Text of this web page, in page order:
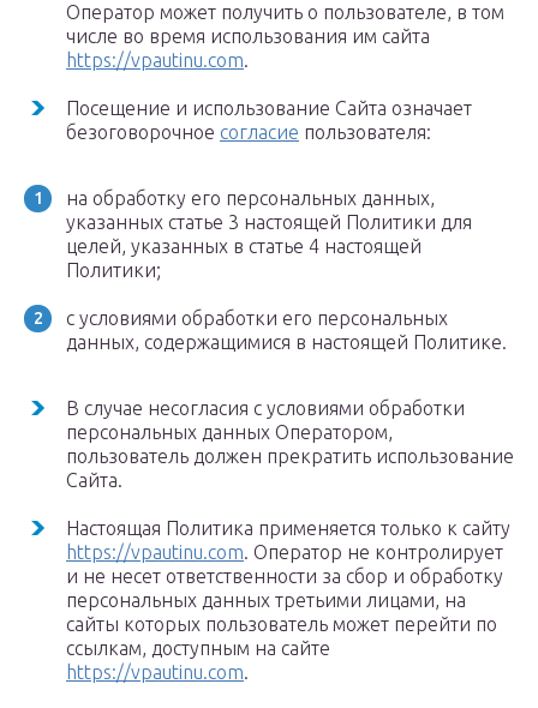
Оператор может получить о пользователе, в том
числе во время использования им сайта
https://vpautinu.com.
Посещение и использование Сайта означает
безоговорочное согласие пользователя:
на обработку его персональных данных,
указанных статье 3 настоящей Политики для
целей, указанных в статье 4 настоящей
Политики;
с условиями обработки его персональных
данных, содержащимися в настоящей Политике.
В случае несогласия с условиями обработки
персональных данных Оператором,
пользователь должен прекратить использование
Сайта.
Настоящая Политика применяется только к сайту
https://vpautinu.com. Оператор не контролирует
и не несет ответственности за сбор и обработку
персональных данных третьими лицами, на
сайты которых пользователь может перейти по
ссылкам, доступным на сайте
https://vpautinu.com.